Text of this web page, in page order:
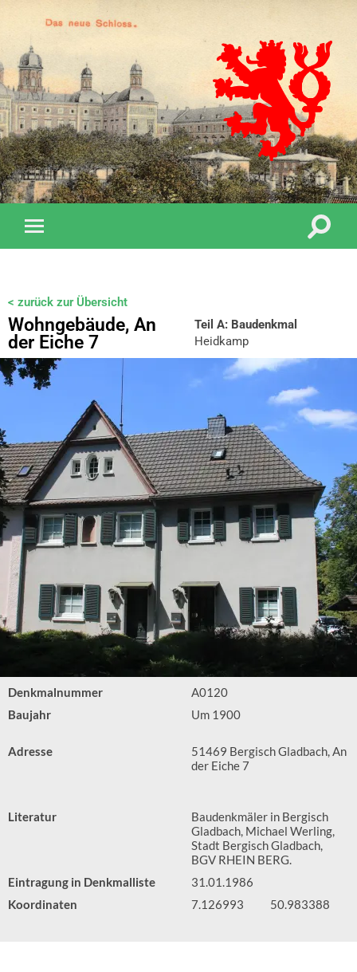
< zurück zur Übersicht
Wohngebäude, An
der Eiche 7
Teil A: Baudenkmal
Heidkamp
Denkmalnummer
A0120
Baujahr
Um 1900
Adresse
51469 Bergisch Gladbach, An
der Eiche 7
Literatur
Baudenkmäler in Bergisch
Gladbach, Michael Werling,
Stadt Bergisch Gladbach,
BGV RHEIN BERG.
Eintragung in Denkmalliste
31.01.1986
Koordinaten
7.126993 50.983388